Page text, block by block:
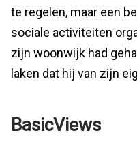
te regelen, maar een
sociale activiteiten
zijn woonwijk had
laken dat hij van zijn
BasicViews